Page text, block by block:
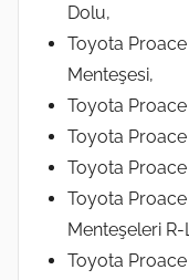
Dolu,
Toyota Proace
Menteşesi,
Toyota Proace
Toyota
Toyota Proace
Toyota Proace
Menteşeleri R-
Toyota Proace